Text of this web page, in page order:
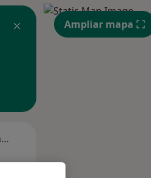
Segunda-feira
Ampliar mapa